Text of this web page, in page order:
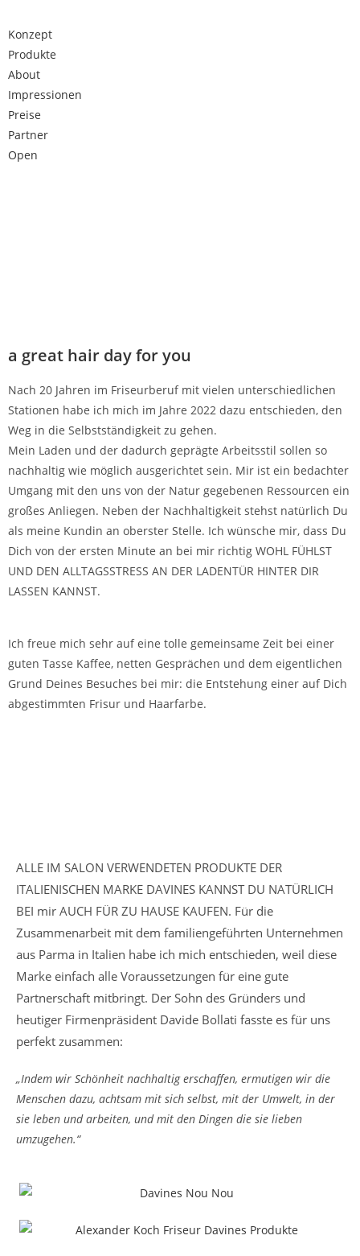
Konzept
Produkte
About
Impressionen
Preise
Partner
Open
a great hair day for you
Nach 20 Jahren im Friseurberuf mit vielen unterschiedlichen
Stationen habe ich mich im Jahre 2022 dazu entschieden, den
Weg in die Selbstständigkeit zu gehen.
Mein Laden und der dadurch geprägte Arbeitsstil sollen so
nachhaltig wie möglich ausgerichtet sein. Mir ist ein bedachter
Umgang mit den uns von der Natur gegebenen Ressourcen ein
großes Anliegen. Neben der Nachhaltigkeit stehst natürlich Du
als meine Kundin an oberster Stelle. Ich wünsche mir, dass Du
Dich von der ersten Minute an bei mir richtig WOHL FÜHLST
UND DEN ALLTAGSSTRESS AN DER LADENTÜR HINTER DIR
LASSEN KANNST.
Ich freue mich sehr auf eine tolle gemeinsame Zeit bei einer
guten Tasse Kaffee, netten Gesprächen und dem eigentlichen
Grund Deines Besuches bei mir: die Entstehung einer auf Dich
abgestimmten Frisur und Haarfarbe.
ALLE IM SALON VERWENDETEN PRODUKTE DER
ITALIENISCHEN MARKE DAVINES KANNST DU NATÜRLICH
BEI mir AUCH FÜR ZU HAUSE KAUFEN. Für die
Zusammenarbeit mit dem familiengeführten Unternehmen
aus Parma in Italien habe ich mich entschieden, weil diese
Marke einfach alle Voraussetzungen für eine gute
Partnerschaft mitbringt. Der Sohn des Gründers und
heutiger Firmenpräsident Davide Bollati fasste es für uns
perfekt zusammen:
„Indem wir Schönheit nachhaltig erschaffen, ermutigen wir die
Menschen dazu, achtsam mit sich selbst, mit der Umwelt, in der
sie leben und arbeiten, und mit den Dingen die sie lieben
umzugehen.“